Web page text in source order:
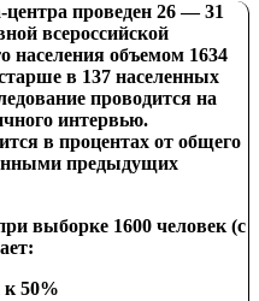
проведен 26 — 31
всероссийской
населения объемом 1634
в 137 населенных
проводится на
интервью.
в процентах от общего
предыдущих
выборке 1600 человек (с
к 50%